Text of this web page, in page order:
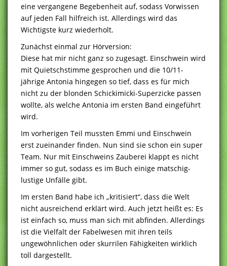
eine vergangene Begebenheit auf, sodass Vorwissen
auf jeden Fall hilfreich ist. Allerdings wird das
Wichtigste kurz wiederholt.
Zunächst einmal zur Hörversion:
Diese hat mir nicht ganz so zugesagt. Einschwein wird
mit Quietschstimme gesprochen und die 10/11-
jährige Antonia hingegen so tief, dass es für mich
nicht zu der blonden Schickimicki-Superzicke passen
wollte, als welche Antonia im ersten Band eingeführt
wird.
Im vorherigen Teil mussten Emmi und Einschwein
erst zueinander finden. Nun sind sie schon ein super
Team. Nur mit Einschweins Zauberei klappt es nicht
immer so gut, sodass es im Buch einige matschig-
lustige Unfälle gibt.
Im ersten Band habe ich „kritisiert“, dass die Welt
nicht ausreichend erklärt wird. Auch jetzt heißt es: Es
ist einfach so, muss man sich mit abfinden. Allerdings
ist die Vielfalt der Fabelwesen mit ihren teils
ungewöhnlichen oder skurrilen Fähigkeiten wirklich
toll dargestellt.